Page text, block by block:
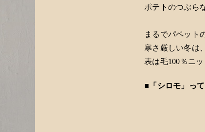
ポテトのつぶら
まるでパペット
寒さ厳しい冬は
表は毛100％ニ
■「シロモ」っ